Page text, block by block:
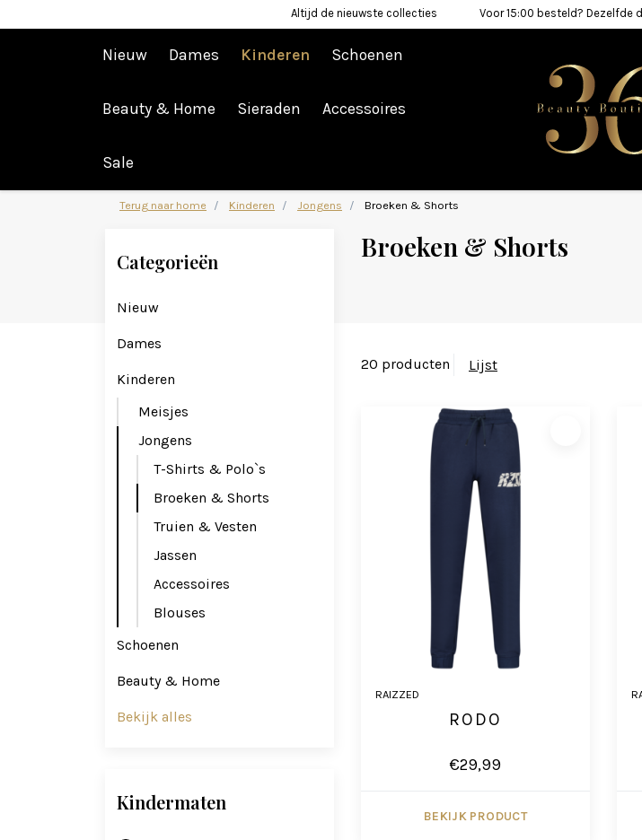
Altijd de nieuwste collecties Voor 15:00 besteld? Dezelfde
Nieuw Dames Kinderen Schoenen
Beauty & Home Sieraden Accessoires
Sale
Afrekenen is uitgeschakeld.
Terug naar home Kinderen Jongens Broeken & Shorts
Broeken & Shorts
20 producten Lijst
RAIZZED
RODO
€29,99
BEKIJK PRODUCT
Categorieën
Nieuw
Dames
Kinderen
Meisjes
Jongens
T-Shirts & Polo`s
Broeken & Shorts
Truien & Vesten
Jassen
Accessoires
Blouses
Schoenen
Beauty & Home
Bekijk alles
Kindermaten